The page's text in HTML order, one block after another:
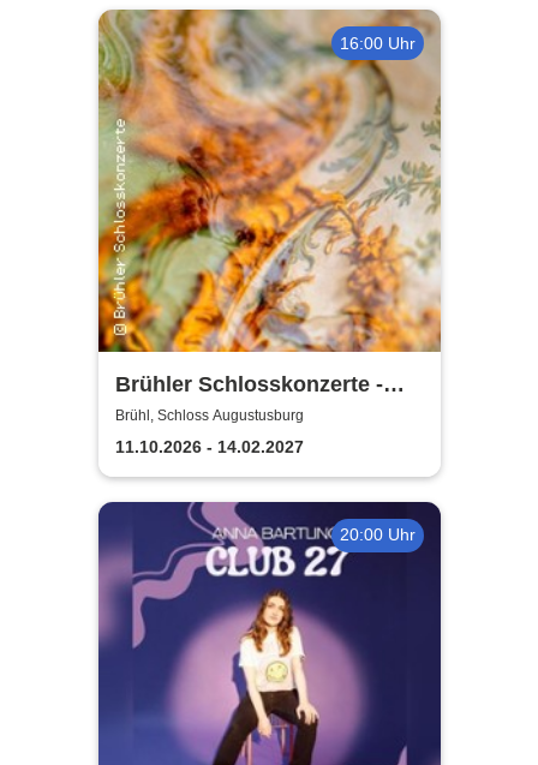
16:00 Uhr
Brühler Schlosskonzerte -
Bach um vier 2026/27
Brühl, Schloss Augustusburg
11.10.2026 - 14.02.2027
20:00 Uhr